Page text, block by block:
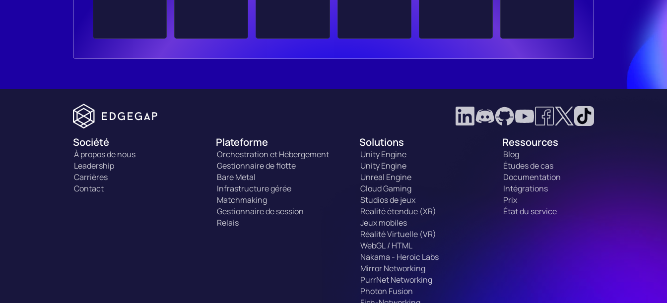
Société
À propos de nous
Leadership
Carrières
Contact
Plateforme
Orchestration et Hébergement
Gestionnaire de flotte
Bare Metal
Infrastructure gérée
Matchmaking
Gestionnaire de session
Relais
Solutions
Unity Engine
Unity Engine
Unreal Engine
Cloud Gaming
Studios de jeux
Réalité étendue (XR)
Jeux mobiles
Réalité Virtuelle (VR)
WebGL / HTML
Nakama - Heroic Labs
Mirror Networking
PurrNet Networking
Photon Fusion
Ressources
Blog
Études de cas
Documentation
Intégrations
Prix
État du service